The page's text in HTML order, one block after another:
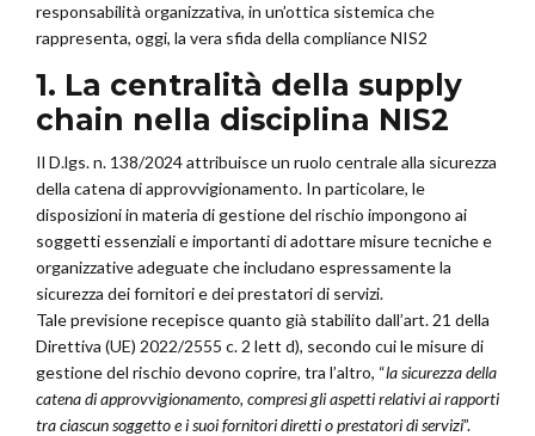
responsabilità organizzativa, in un’ottica sistemica che
rappresenta, oggi, la vera sfida della compliance NIS2
1. La centralità della supply
chain nella disciplina NIS2
Il D.lgs. n. 138/2024 attribuisce un ruolo centrale alla sicurezza
della catena di approvvigionamento. In particolare, le
disposizioni in materia di gestione del rischio impongono ai
soggetti essenziali e importanti di adottare misure tecniche e
organizzative adeguate che includano espressamente la
sicurezza dei fornitori e dei prestatori di servizi.
Tale previsione recepisce quanto già stabilito dall’art. 21 della
Direttiva (UE) 2022/2555 c. 2 lett d), secondo cui le misure di
gestione del rischio devono coprire, tra l’altro, “la sicurezza della
catena di approvvigionamento, compresi gli aspetti relativi ai rapporti
tra ciascun soggetto e i suoi fornitori diretti o prestatori di servizi”.